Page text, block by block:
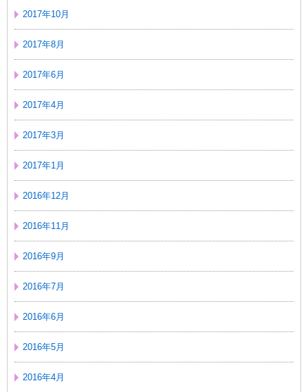
2017年10月
2017年8月
2017年6月
2017年4月
2017年3月
2017年1月
2016年12月
2016年11月
2016年9月
2016年7月
2016年6月
2016年5月
2016年4月